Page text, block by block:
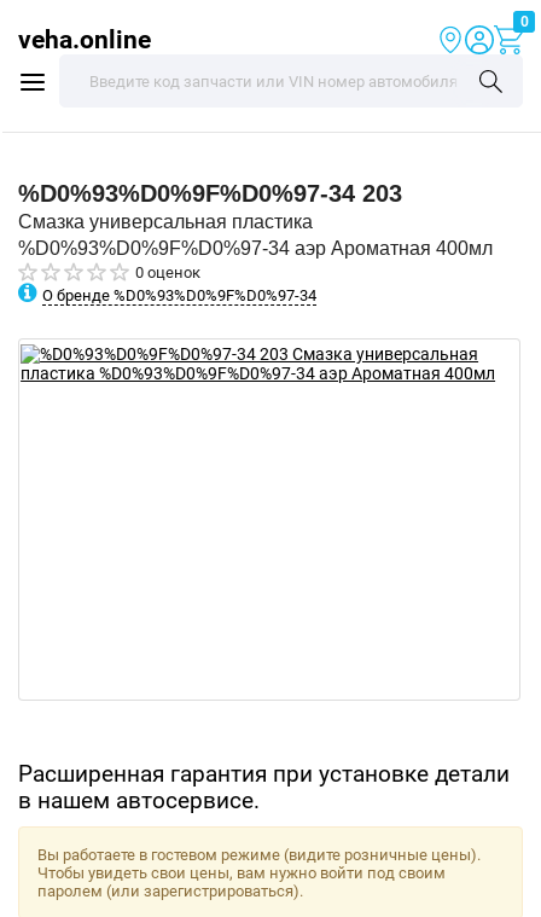
veha.online
0
%D0%93%D0%9F%D0%97-34 203
Смазка универсальная пластика
%D0%93%D0%9F%D0%97-34 аэр Ароматная 400мл
0 оценок
О бренде %D0%93%D0%9F%D0%97-34
Расширенная гарантия при установке детали
в нашем автосервисе.
Вы работаете в гостевом режиме (видите розничные цены).
Чтобы увидеть свои цены, вам нужно войти под своим
паролем (или зарегистрироваться).